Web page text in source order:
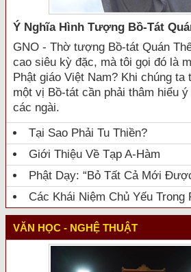
Ý Nghĩa Hình Tượng Bồ-Tát
GNO - Thờ tượng Bồ-tát Quán
cao siêu kỳ đặc, mà tôi gọi đó là
Phật giáo Việt Nam? Khi chúng
một vị Bồ-tát cần phải thâm hiểu
các ngài.
Tại Sao Phải Tu Thiền?
Giới Thiệu Về Tạp A-Hàm
Phật Dạy: “Bỏ Tất Cả Mới
Các Khái Niệm Chủ Yếu Trong
VĂN HỌC - NGHỆ THUẬT